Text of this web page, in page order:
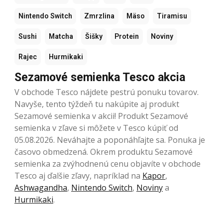
Nintendo Switch Zmrzlina Mäso Tiramisu
Sushi Matcha Šišky Protein Noviny
Rajec Hurmikaki
Sezamové semienka Tesco akcia
V obchode Tesco nájdete pestrú ponuku tovarov.
Navyše, tento týždeň tu nakúpite aj produkt
Sezamové semienka v akcii! Produkt Sezamové
semienka v zľave si môžete v Tesco kúpiť od
05.08.2026. Neváhajte a poponáhľajte sa. Ponuka je
časovo obmedzená. Okrem produktu Sezamové
semienka za zvýhodnenú cenu objavíte v obchode
Tesco aj ďalšie zľavy, napríklad na Kapor,
Ashwagandha, Nintendo Switch, Novinya
Hurmikaki.